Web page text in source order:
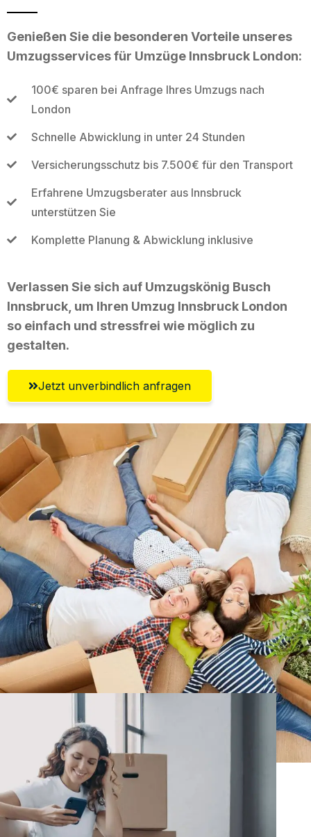
Genießen Sie die besonderen Vorteile unseres
Umzugsservices für Umzüge Innsbruck London:
100€ sparen bei Anfrage Ihres Umzugs nach
London
Schnelle Abwicklung in unter 24 Stunden
Versicherungsschutz bis 7.500€ für den Transport
Erfahrene Umzugsberater aus Innsbruck
unterstützen Sie
Komplette Planung & Abwicklung inklusive
Verlassen Sie sich auf Umzugskönig Busch
Innsbruck, um Ihren Umzug Innsbruck London
so einfach und stressfrei wie möglich zu
gestalten.
Jetzt unverbindlich anfragen